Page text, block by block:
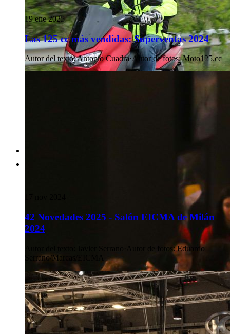
19 ene 2025
Las 125 cc más vendidas: Superventas 2024
Autor del texto:Antonio Cuadra·Autor de fotos: Moto125.cc
42 Novedades 2025 - Salón EICMA de Milán
2024
Autor de fotos: Eduardo
Serrano/Marcas/EICMA